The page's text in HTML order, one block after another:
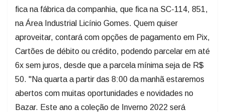
fica na fábrica da companhia, que fica na SC-114, 851,
na Área Industrial Licínio Gomes. Quem quiser
aproveitar, contará com opções de pagamento em Pix,
Cartões de débito ou crédito, podendo parcelar em até
6x sem juros, desde que a parcela mínima seja de R$
50. "Na quarta a partir das 8:00 da manhã estaremos
abertos com muitas oportunidades e novidades no
Bazar. Este ano a coleção de Inverno 2022 será